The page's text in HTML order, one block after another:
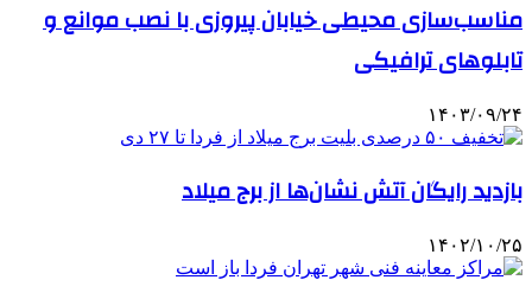
مناسب‌سازی محیطی خیابان پیروزی با نصب موانع و
تابلوهای ترافیکی
۱۴۰۳/۰۹/۲۴
بازدید رایگان آتش نشان‌ها از برج میلاد
۱۴۰۲/۱۰/۲۵